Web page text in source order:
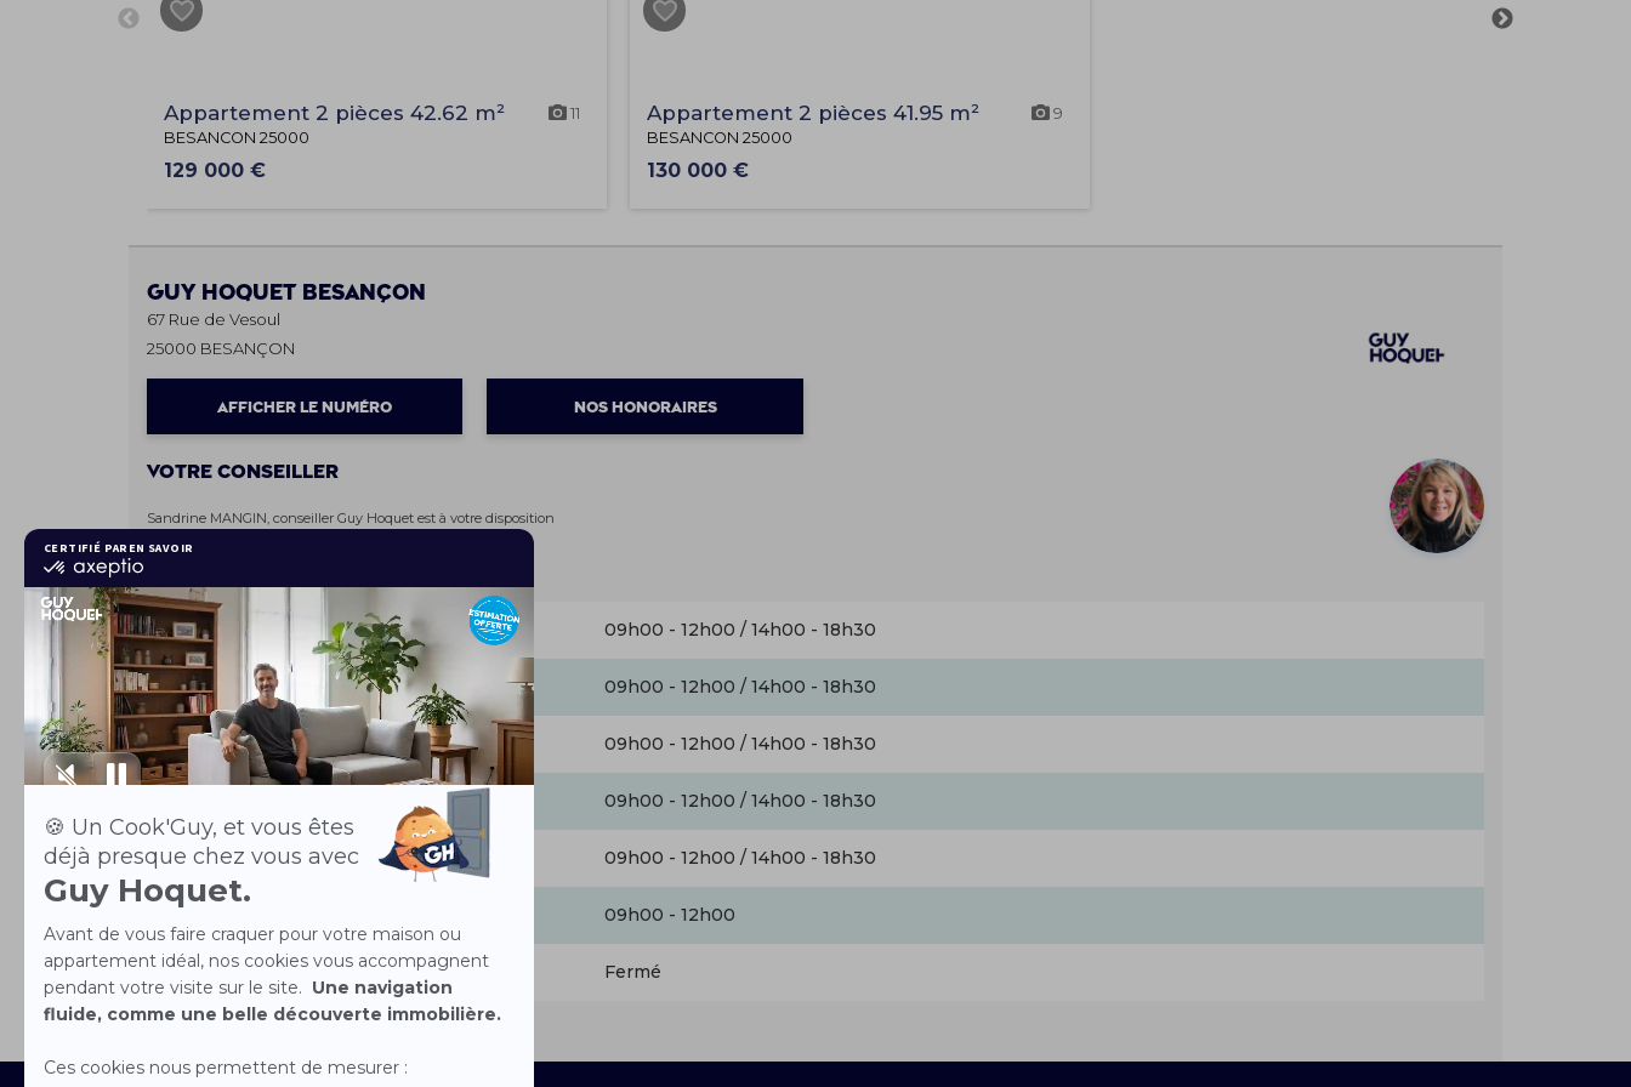
Appartement 2 pièces 42.62 m² 11
BESANCON 25000
129 000 €
Appartement 2 pièces 41.95 m² 9
BESANCON 25000
130 000 €
Guy Hoquet BESANÇON
67 Rue de Vesoul
25000 BESANÇON
AFFICHER LE NUMÉRO NOS HONORAIRES
Votre conseiller
Sandrine MANGIN, conseiller Guy Hoquet est à votre disposition
Lundi 09h00 - 12h00 / 14h00 - 18h30
Mardi 09h00 - 12h00 / 14h00 - 18h30
Mercredi 09h00 - 12h00 / 14h00 - 18h30
09h00 - 12h00 / 14h00 - 18h30
Vendredi 09h00 - 12h00 / 14h00 - 18h30
Samedi 09h00 - 12h00
Dimanche Fermé